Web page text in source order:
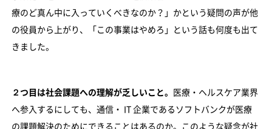
療のど真ん中に入っていくべきなのか？」かという疑問の声が他
の役員から上がり、「この事業はやめろ」という話も何度も出て
きました。
２つ目は社会課題への理解が乏しいこと。
医療・ヘルスケア業界
へ参入するにしても、通信・ IT 企業であるソフトバンクが医療
の課題解決のためにできることはあるのか。このような疑念が社